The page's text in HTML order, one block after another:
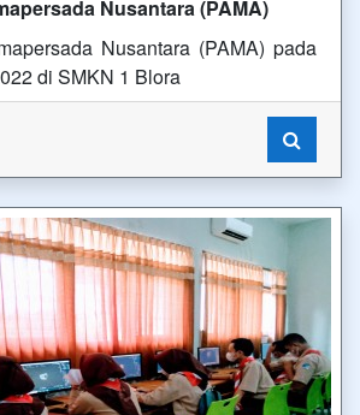
Nusantara (PAMA)
Nusantara (PAMA) pada
di SMKN 1 Blora